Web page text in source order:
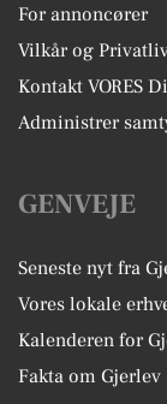
For annoncører
Vilkår og
Kontakt VORES
Administrer
GENVEJE
Seneste nyt fra
Vores lokale
Kalenderen for
Fakta om Gjerlev